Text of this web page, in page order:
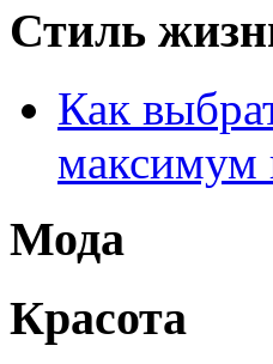
Стиль
Как
максимум
Мода
Красота